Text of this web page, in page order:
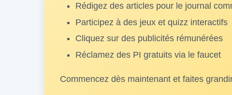
Rédigez des articles pour le journal
Participez à des jeux et quizz interactifs
Cliquez sur des publicités rémunérées
Réclamez des PI gratuits via le faucet
Commencez dès maintenant et faites